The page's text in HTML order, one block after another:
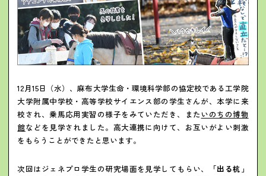
12月15日（水）、麻布大学生命・環境科学部の協定校である工学院
大学附属中学校・高等学校サイエンス部の学生さんが、本学に来
校され、乗馬応用実習の様子をみていただき、またいのちの博物
館などを見学されました。高大連携に向けて、お互いがよい刺激
をもらうことができたと思います。
次回はジェネプロ学生の研究場面を見学してもらい、
「出る杭」